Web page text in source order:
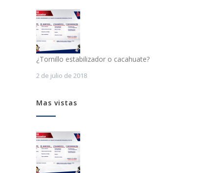
¿Tornillo estabilizador o cacahuate?
2 de julio de 2018
Mas vistas